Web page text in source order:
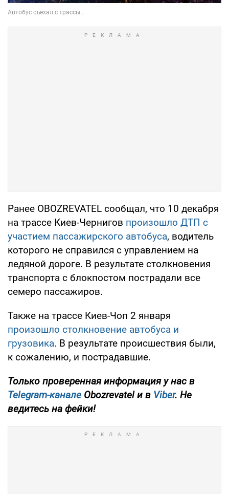
Ранее OBOZREVATEL сообщал, что 10 декабря
на трассе Киев-Чернигов произошло ДТП с
участием пассажирского автобуса, водитель
которого не справился с управлением на
ледяной дороге. В результате столкновения
транспорта с блокпостом пострадали все
семеро пассажиров.
Также на трассе Киев-Чоп 2 января
произошло столкновение автобуса и
грузовика. В результате происшествия были,
к сожалению, и пострадавшие.
Только проверенная информация у нас в
Telegram-канале Obozrevatel и в Viber. Не
ведитесь на фейки!